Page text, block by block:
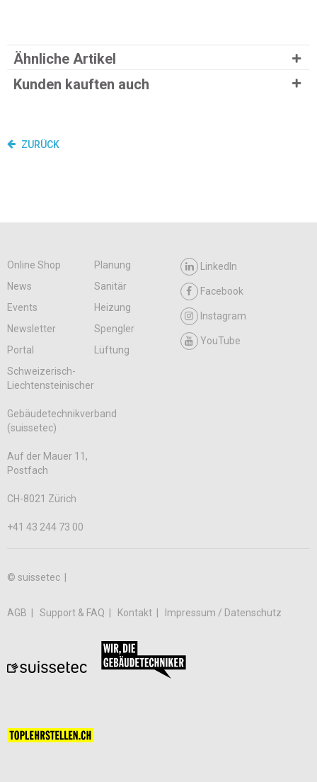
Ähnliche Artikel
Kunden kauften auch
ZURÜCK
Online Shop
Planung
News
Sanitär
Events
Heizung
Newsletter
Spengler
Portal
Lüftung
LinkedIn
Facebook
Instagram
YouTube
Schweizerisch-
Liechtensteinischer
Gebäudetechnikverband
(suissetec)
Auf der Mauer 11,
Postfach
CH-8021 Zürich
+41 43 244 73 00
© suissetec |
AGB Support & FAQ Kontakt Impressum / Datenschutz